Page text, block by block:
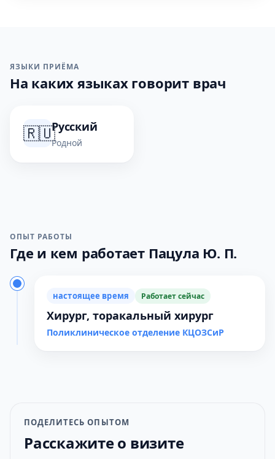
ЯЗЫКИ ПРИЁМА
На каких языках говорит врач
🇷🇺Русский
Родной
ОПЫТ РАБОТЫ
Где и кем работает Пацула Ю. П.
настоящее время Работает сейчас
Хирург, торакальный хирург
Поликлиническое отделение КЦОЗСиР
ПОДЕЛИТЕСЬ ОПЫТОМ
Расскажите о визите